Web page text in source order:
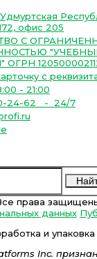
офис 205
С
с
- 21:00
24-62
- 24/7
права
данных
и упаковка
Inc.